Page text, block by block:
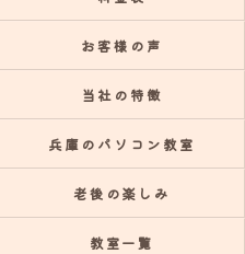
お客様の声
当社の特徴
兵庫のパソコン教室
老後の楽しみ
教室一覧